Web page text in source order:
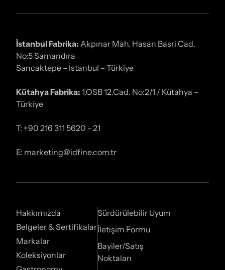
İstanbul Fabrika: Akpınar Mah. Hasan Basri Cad.
No:5 Samandıra
Sancaktepe – İstanbul – Türkiye
Kütahya Fabrika: 1.OSB 12.Cad. No:2/1 / Kütahya –
Türkiye
T: +90 216 311 5620 - 21
E: marketing@idfine.com.tr
Hakkımızda
Belgeler & Sertifikalar
Markalar
Koleksiyonlar
Sürdürülebilir Uyum
İletişim Formu
Bayiler/Satış
Noktaları